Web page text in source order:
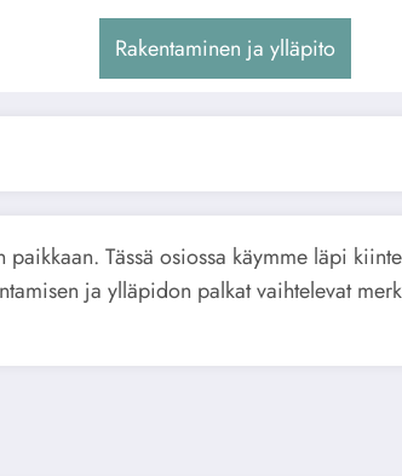
Rakentaminen ja ylläpito
Tässä osiossa käymme läpi
ja ylläpidon palkat vaihtelevat